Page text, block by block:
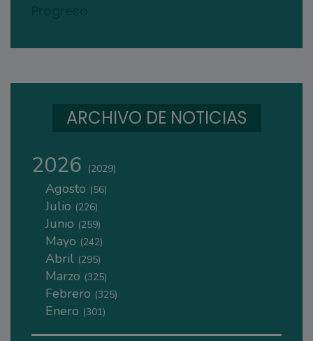
ARCHIVO DE NOTICIAS
2026 (2029)
Agosto (56)
Julio (226)
Junio (259)
Mayo (242)
Abril (295)
Marzo (325)
Febrero (325)
Enero (301)